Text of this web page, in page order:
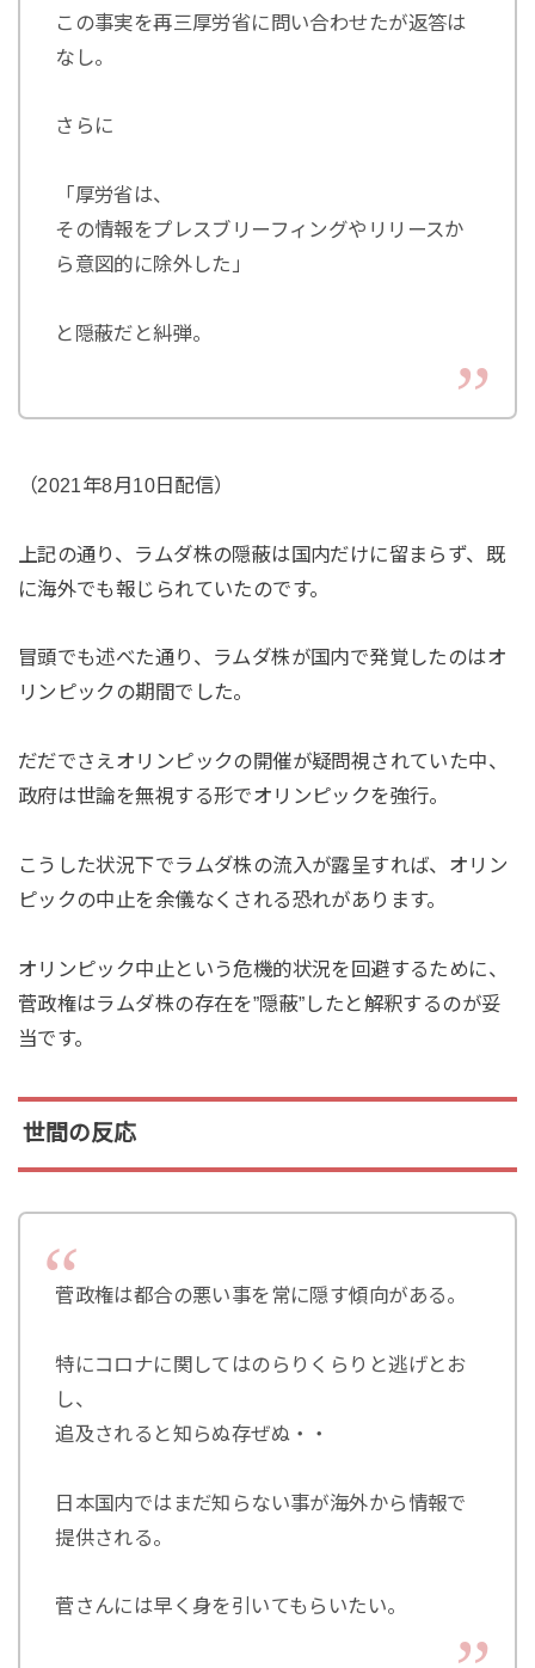
この事実を再三厚労省に問い合わせたが返答は
なし。
さらに
「厚労省は、
その情報をプレスブリーフィングやリリースか
ら意図的に除外した」
と隠蔽だと糾弾。
（2021年8月10日配信）
上記の通り、ラムダ株の隠蔽は国内だけに留まらず、既
に海外でも報じられていたのです。
冒頭でも述べた通り、ラムダ株が国内で発覚したのはオ
リンピックの期間でした。
だだでさえオリンピックの開催が疑問視されていた中、
政府は世論を無視する形でオリンピックを強行。
こうした状況下でラムダ株の流入が露呈すれば、オリン
ピックの中止を余儀なくされる恐れがあります。
オリンピック中止という危機的状況を回避するために、
菅政権はラムダ株の存在を”隠蔽”したと解釈するのが妥
当です。
世間の反応
菅政権は都合の悪い事を常に隠す傾向がある。
特にコロナに関してはのらりくらりと逃げとお
し、
追及されると知らぬ存ぜぬ・・
日本国内ではまだ知らない事が海外から情報で
提供される。
菅さんには早く身を引いてもらいたい。